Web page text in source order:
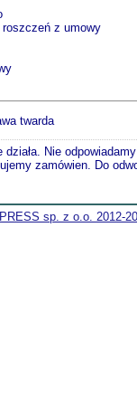
roszczeń z umowy
twarda
działa. Nie
zamówien. Do
sp. z o.o. 2012-